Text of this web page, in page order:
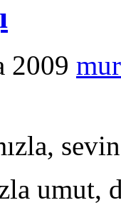
2009
umut,